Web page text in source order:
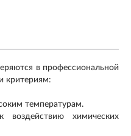
в профессиональной
критериям:
температурам.
воздействию химических